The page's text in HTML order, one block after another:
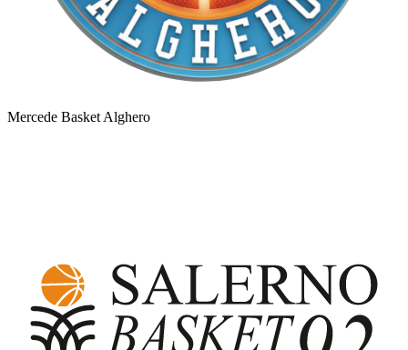
Mercede Basket Alghero